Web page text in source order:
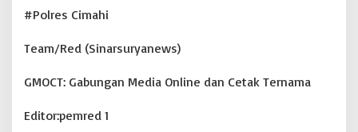
#Polres Cimahi
Team/Red (Sinarsuryanews)
GMOCT: Gabungan Media Online dan Cetak Ternama
Editor:pemred 1